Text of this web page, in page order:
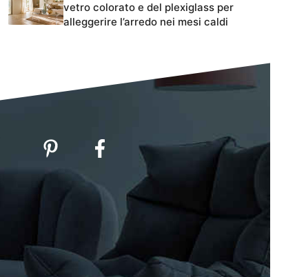
vetro colorato e del plexiglass per
alleggerire l’arredo nei mesi caldi